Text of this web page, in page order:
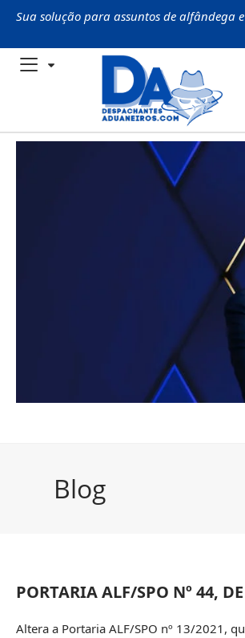
Sua solução para assuntos de alfândega
Blog
PORTARIA ALF/SPO Nº 44,
Altera a Portaria ALF/SPO nº 13/2021,